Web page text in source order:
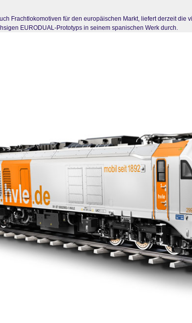
Frachtlokomotiven für den europäischen Markt, liefert derzeit
EURODUAL-Prototyps in seinem spanischen Werk durch.